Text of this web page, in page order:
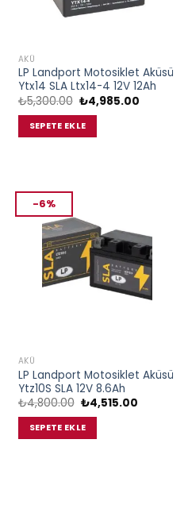
AKÜ
LP Landport Motosiklet Aküsü
Ytx14 SLA Ltx14-4 12V 12Ah
₺5,300.00 Orijinal
fiyat:
₺5,300.00.
₺4,985.00Şu
SEPETE EKLE
-6%
AKÜ
LP Landport Motosiklet Aküsü
Ytz10S SLA 12V 8.6Ah
₺4,800.00 Orijinal
fiyat:
₺4,800.00.
₺4,515.00Şu
SEPETE EKLE